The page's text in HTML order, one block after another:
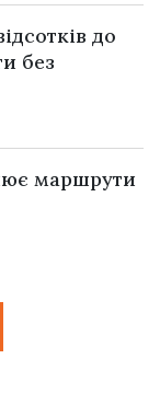
до
без
маршрути